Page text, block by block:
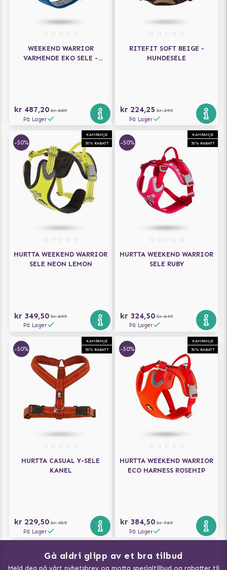
WEEKEND WARRIOR
VARMENDE EKO SELE -
kr 487,20 kr 609
På Lager
RITEFIT SOFT BEIGE -
HUNDESELE
kr 224,25 kr 299
På Lager
KAMPANJE
50% RABATT
-50%
HURTTA WEEKEND WARRIOR
SELE NEON LEMON
kr 349,50 kr 699
På Lager
KAMPANJE
50% RABATT
-50%
HURTTA WEEKEND WARRIOR
SELE RUBY
kr 324,50 kr 649
På Lager
KAMPANJE
50% RABATT
-50%
HURTTA CASUAL Y-SELE
KANEL
kr 229,50 kr 459
På Lager
KAMPANJE
50% RABATT
-50%
HURTTA WEEKEND WARRIOR
ECO HARNESS ROSEHIP
kr 384,50 kr 769
På Lager
Gå aldri glipp av et bra tilbud
Meld deg på vårt nyhetsbrev og motta spesialtilbud og rabatter til